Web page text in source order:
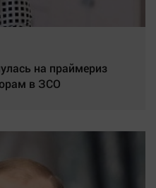
на праймериз
в ЗСО